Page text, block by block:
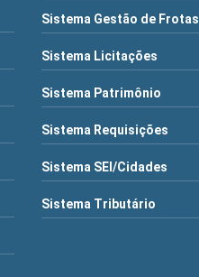
Sistema Gestão de Frotas
Sistema Licitações
Sistema Patrimônio
Sistema Requisições
Sistema SEI/Cidades
Sistema Tributário